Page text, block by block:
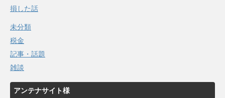
損した話
未分類
税金
記事・話題
雑談
アンテナサイト様